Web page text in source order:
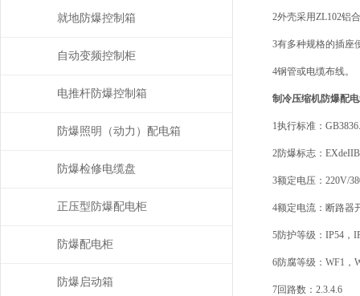
2外壳采用ZL102铝
3有多种规格的插座
4钢管或电缆布线。
制冷压缩机防爆配
1执行标准：
2防爆标志：
3额定电压：220V/
4额定电流：断路器
5防护等级：IP54，
6防腐等级：WF1，
7回路数：2.3.4.6
就地防爆控制箱
自动变频控制柜
电推杆防爆控制箱
防爆照明（动力）配电箱
防爆检修电缆盘
正压型防爆配电柜
防爆配电柜
防爆启动箱